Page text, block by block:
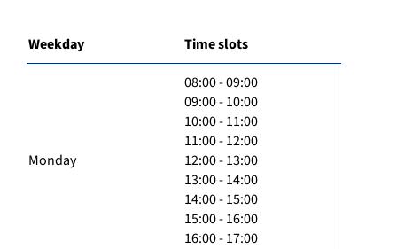
Weekday Time slots
Monday
08:00 - 09:00
09:00 - 10:00
10:00 - 11:00
11:00 - 12:00
12:00 - 13:00
13:00 - 14:00
14:00 - 15:00
15:00 - 16:00
16:00 - 17:00